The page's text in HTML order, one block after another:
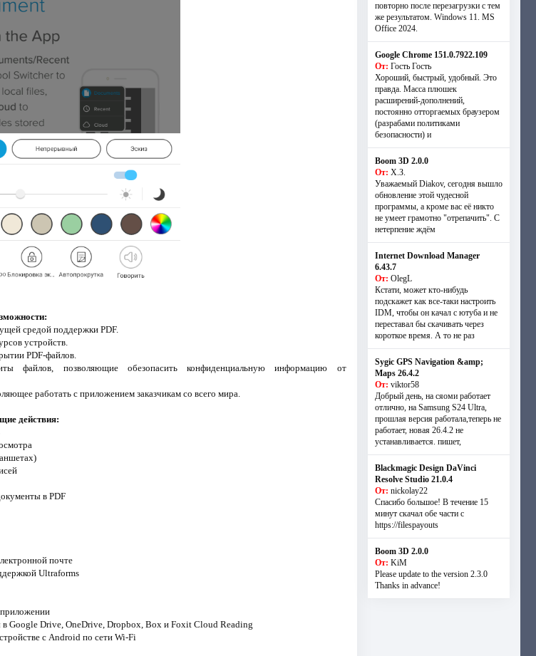
средой поддержки PDF.
устройств.
PDF-файлов.
файлов, позволяющие обезопасить конфиденциальную информацию от
работать с приложением заказчикам со всего мира.
действия:
в PDF
почте
Ultraforms
Google Drive, OneDrive, Dropbox, Box и Foxit Cloud Reading
с Android по сети Wi-Fi
повторно после перезагрузки с тем
же результатом. Windows 11. MS
Offiсe 2024.
Google Chrome 151.0.7922.109
От: Гость Гость
Хороший, быстрый, удобный. Это
правда. Масса плюшек
расширений-дополнений,
постоянно отторгаемых браузером
(разрабами политиками
безопасности) и
Boom 3D 2.0.0
От: Х.З.
Уважаемый Diakov, сегодня вышло
обновление этой чудесной
программы, а кроме вас её никто
не умеет грамотно "отрепачить". С
нетерпение ждём
Internet Download Manager
6.43.7
От: OlegL
Кстати, может кто-нибудь
подскажет как все-таки настроить
IDM, чтобы он качал с ютуба и не
переставал бы скачивать через
короткое время. А то не раз
Sygic GPS Navigation &amp;
Maps 26.4.2
От: viktor58
Добрый день, на сяоми работает
отлично, на Samsung S24 Ultra,
прошлая версия работала,теперь не
работает, новая 26.4.2 не
устанавливается. пишет,
Blackmagic Design DaVinci
Resolve Studio 21.0.4
От: nickolay22
Спасибо большое! В течение 15
минут скачал обе части с
https://filespayouts
Boom 3D 2.0.0
От: KiM
Please update to the version 2.3.0
Thanks in advance!